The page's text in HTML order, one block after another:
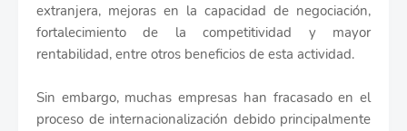
extranjera, mejoras en la capacidad de negociación,
fortalecimiento de la competitividad y mayor
rentabilidad, entre otros beneficios de esta actividad.
Sin embargo, muchas empresas han fracasado en el
proceso de internacionalización debido principalmente